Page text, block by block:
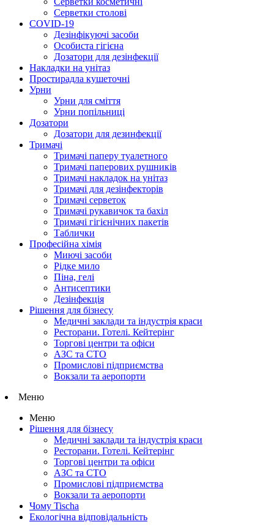
Серветки столові
COVID-19
Дезінфікуючі засоби
Особиста гігієна
Дозатори для дезінфекції
Накладки на унітаз
Простирадла кушеточні
Урни
Урни для сміття
Урни попільниці
Дозатори
Дозатори для дезинфекції
Тримачі
Тримачі паперу туалетного
Тримачі паперових рушників
Тримачі накладок на унітаз
Тримачі для дезінфекторів
Тримачі серветок
Тримачі рукавичок та бахіл
Тримачі гігієнічних пакетів
Таблички
Професійна хімія
Миючі засоби
Рідке мило
Піна, гелі
Антисептики
Дезінфекція
Рішення для бізнесу
Медичні заклади та індустрія краси
Ресторани. Готелі. Кейтерінг
Торгові центри та офіси
АЗС та СТО
Промислові підприємства
Вокзали та аеропорти
Меню
Меню
Рішення для бізнесу
Медичні заклади та індустрія краси
Ресторани. Готелі. Кейтерінг
Торгові центри та офіси
АЗС та СТО
Промислові підприємства
Вокзали та аеропорти
Чому Tischa
Екологічна відповідальність